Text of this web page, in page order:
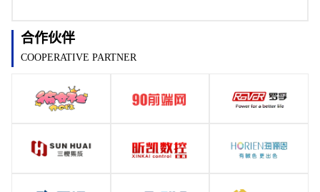
合作伙伴
COOPERATIVE PARTNER